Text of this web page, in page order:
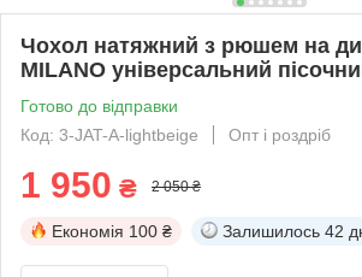
Чохол натяжний з рюшем на
MILANO універсальний
Готово до відправки
Код: 3-JAT-A-lightbeige
Опт і роздріб
1 950 ₴ 2 050 ₴
Економія 100 ₴ Залишилось 42